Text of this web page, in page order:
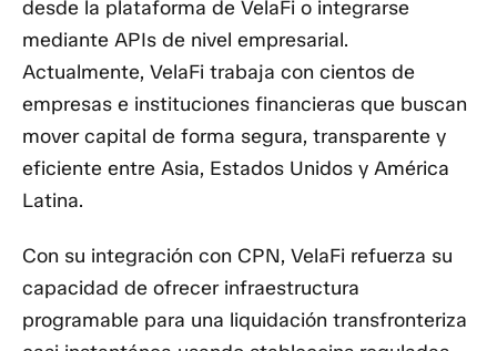
desde la plataforma de VelaFi o integrarse
mediante APIs de nivel empresarial.
Actualmente, VelaFi trabaja con cientos de
empresas e instituciones financieras que buscan
mover capital de forma segura, transparente y
eficiente entre Asia, Estados Unidos y América
Latina.
Con su integración con CPN, VelaFi refuerza su
capacidad de ofrecer infraestructura
programable para una liquidación transfronteriza